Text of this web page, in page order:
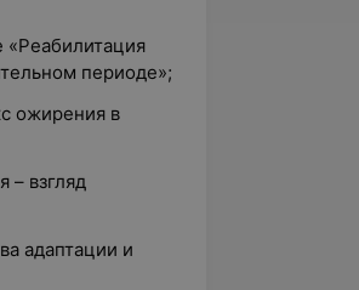
«Реабилитация
периоде»;
ожирения в
– взгляд
адаптации и